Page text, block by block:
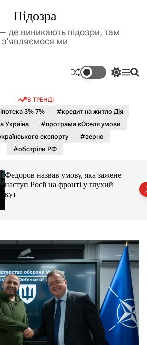
Підозра
де виникають підозри, там
з'являємося ми
П
м
к
а
ь
о
р
е
ж
и
м
М П
В ТРЕНДІ
3% 7%
#кредит на житло Дія
Україна
#програма єОселя умови
експорту
#зерно
#обстріли РФ
Федоров назвав умову, яка зажене
наступ Росії на фронті у глухий
кут